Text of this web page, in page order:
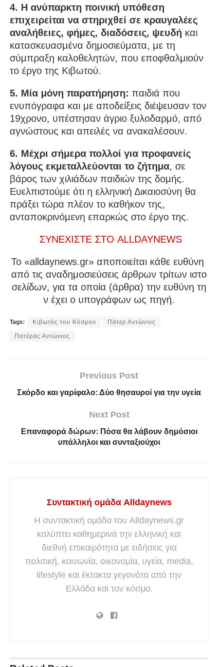
4. Η ανύπαρκτη ποινική υπόθεση
επιχειρείται να στηριχθεί σε κραυγαλέες
αναλήθειες, φήμες, διαδόσεις, ψευδή και
κατασκευασμένα δημοσιεύματα, με τη
σύμπραξη καλοθελητών, που εποφθαλμιούν
το έργο της Κιβωτού.
5. Μία μόνη παρατήρηση: παιδιά που
ενυπόγραφα και με αποδείξεις διέψευσαν τον
19χρονο, υπέστησαν άγριο ξυλοδαρμό, από
αγνώστους και απειλές να ανακαλέσουν.
6. Μέχρι σήμερα πολλοί για προφανείς
λόγους εκμεταλλεύονται το ζήτημα, σε
βάρος των χιλιάδων παιδιών της δομής.
Ευελπιστούμε ότι η ελληνική Δικαιοσύνη θα
πράξει τώρα πλέον το καθήκον της,
ανταποκρινόμενη επαρκώς στο έργο της.
ΣΥΝΕΧΙΣΤΕ ΣΤΟ ALLDAYNEWS
To «alldaynews.gr» αποποιείται κάθε ευθύνη
από τις αναδημοσιεύσεις άρθρων τρίτων ιστο
σελίδων, για τα οποία (άρθρα) την ευθύνη τη
ν έχει ο υπογράφων ως πηγή.
Tags: Κιβωτός του Κόσμου Πάτερ Αντώνιος
Πατέρας Αντώνιος
Previous Post
Σκόρδο και γαρίφαλο: Δύο θησαυροί για την υγεία
Next Post
Επαναφορά δώρων: Πόσα θα λάβουν δημόσιοι
υπάλληλοι και συνταξιούχοι
Συντακτική ομάδα Alldaynews
Η συντακτική ομάδα του Alldaynews.gr
καλύπτει καθημερινά την ελληνική και
διεθνή επικαιρότητα με ειδήσεις για
πολιτική, κοινωνία, οικονομία, υγεία, media,
lifestyle και έκτακτα γεγονότα από την
Ελλάδα και τον κόσμο.